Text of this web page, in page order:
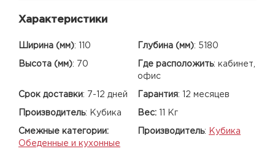
Характеристики
Ширина (мм): 110 Глубина (мм): 5180
Высота (мм): 70 Где расположить: кабинет,
офис
Срок доставки: 7-12 дней Гарантия: 12 месяцев
Производитель: Кубика Вес: 11 Кг
Смежные категории:
Обеденные и кухонные
Производитель: Кубика